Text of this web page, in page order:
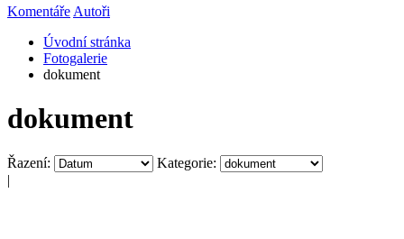
Komentáře Autoři
Úvodní stránka
Fotogalerie
dokument
dokument
Řazení:
Kategorie:
|